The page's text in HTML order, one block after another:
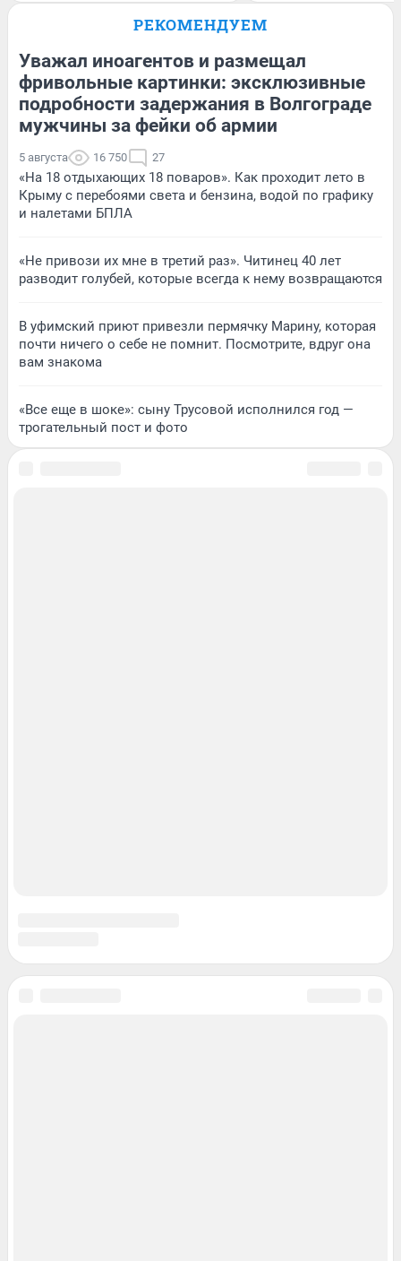
РЕКОМЕНДУЕМ
Уважал иноагентов и размещал
фривольные картинки: эксклюзивные
подробности задержания в Волгограде
мужчины за фейки об армии
5 августа 16 750 27
«На 18 отдыхающих 18 поваров». Как проходит лето в
Крыму с перебоями света и бензина, водой по графику
и налетами БПЛА
«Не привози их мне в третий раз». Читинец 40 лет
разводит голубей, которые всегда к нему возвращаются
В уфимский приют привезли пермячку Марину, которая
почти ничего о себе не помнит. Посмотрите, вдруг она
вам знакома
«Все еще в шоке»: сыну Трусовой исполнился год —
трогательный пост и фото